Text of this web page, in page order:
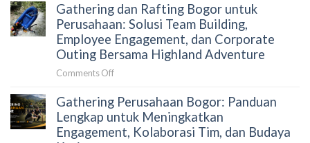
Panduan
Strategis
untuk
Mengurangi
Meningkatkan
Dampak
Acara
dan
Offroad
Bogor
untuk
Team
Building
yang
Lebih
Efektif
Gathering dan Rafting Bogor untuk
Perusahaan: Solusi Team Building,
Employee Engagement, dan Corporate
Outing Bersama Highland Adventure
Comments Offon
dan
Rafting
Bogor
untuk
Gathering Perusahaan Bogor: Panduan
Lengkap untuk Meningkatkan
Engagement, Kolaborasi Tim, dan Budaya